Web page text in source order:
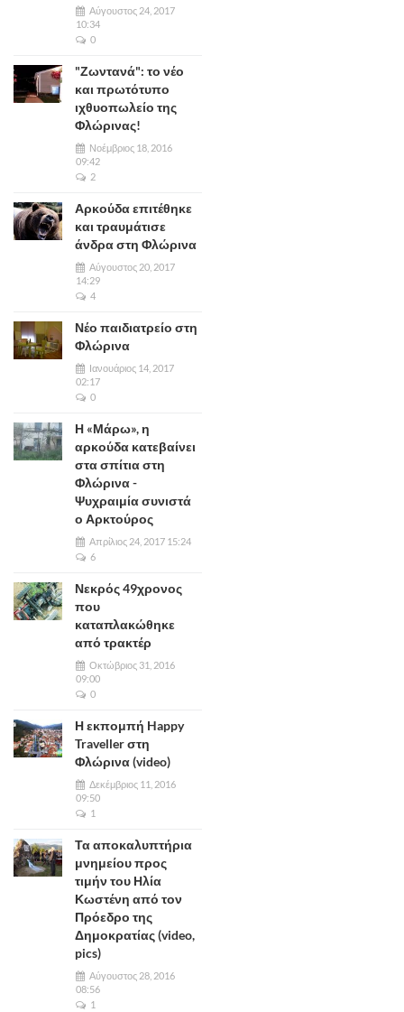
Αύγουστος 24, 2017
10:34
0
"Ζωντανά": το νέο
και πρωτότυπο
ιχθυοπωλείο της
Φλώρινας!
Νοέμβριος 18, 2016
09:42
2
Αρκούδα επιτέθηκε
και τραυμάτισε
άνδρα στη Φλώρινα
Αύγουστος 20, 2017
14:29
4
Νέο παιδιατρείο στη
Φλώρινα
Ιανουάριος 14, 2017
02:17
0
Η «Μάρω», η
αρκούδα κατεβαίνει
στα σπίτια στη
Φλώρινα -
Ψυχραιμία συνιστά
ο Αρκτούρος
Απρίλιος 24, 2017 15:24
6
Νεκρός 49χρονος
που
καταπλακώθηκε
από τρακτέρ
Οκτώβριος 31, 2016
09:00
0
Η εκπομπή Happy
Traveller στη
Φλώρινα (video)
Δεκέμβριος 11, 2016
09:50
1
Τα αποκαλυπτήρια
μνημείου προς
τιμήν του Ηλία
Κωστένη από τον
Πρόεδρο της
Δημοκρατίας (video,
pics)
Αύγουστος 28, 2016
08:56
1